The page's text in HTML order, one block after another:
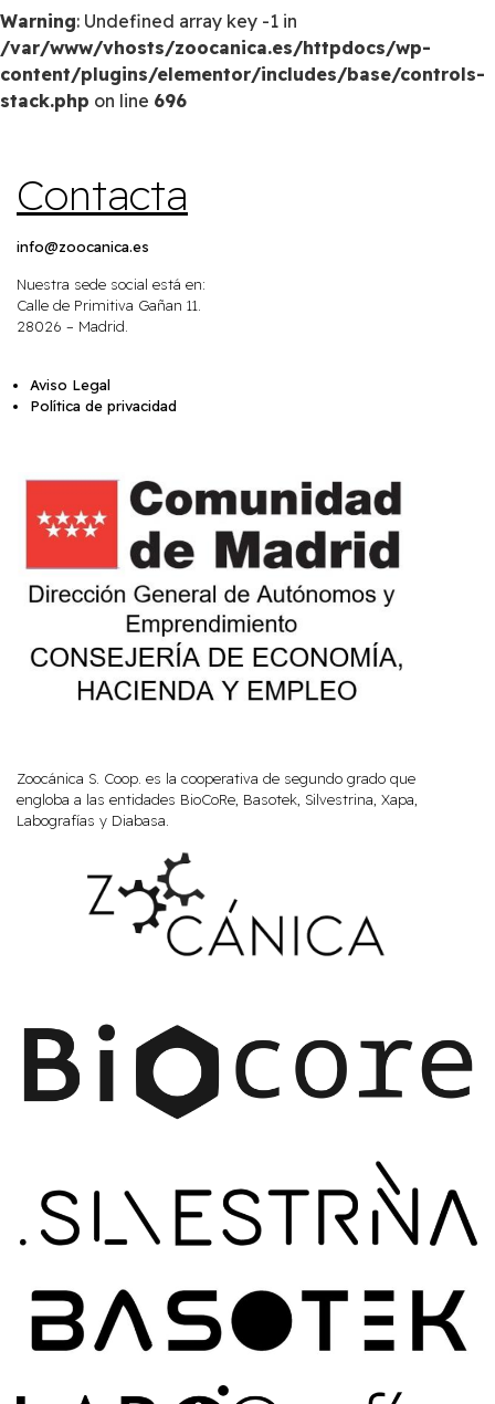
Warning: Undefined array key -1 in
/var/www/vhosts/zoocanica.es/httpdocs/wp-
content/plugins/elementor/includes/base/controls-
stack.php on line 696
Contacta
info@zoocanica.es
Nuestra sede social está en:
Calle de Primitiva Gañan 11.
28026 – Madrid.
Aviso Legal
Política de privacidad
Zoocánica S. Coop. es la cooperativa de segundo grado que
engloba a las entidades BioCoRe, Basotek, Silvestrina, Xapa,
Labografías y Diabasa.